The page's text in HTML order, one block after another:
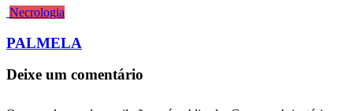
Necrologia
PALMELA
Deixe um comentário